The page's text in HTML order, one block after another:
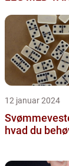
12 januar 2024
hvad du